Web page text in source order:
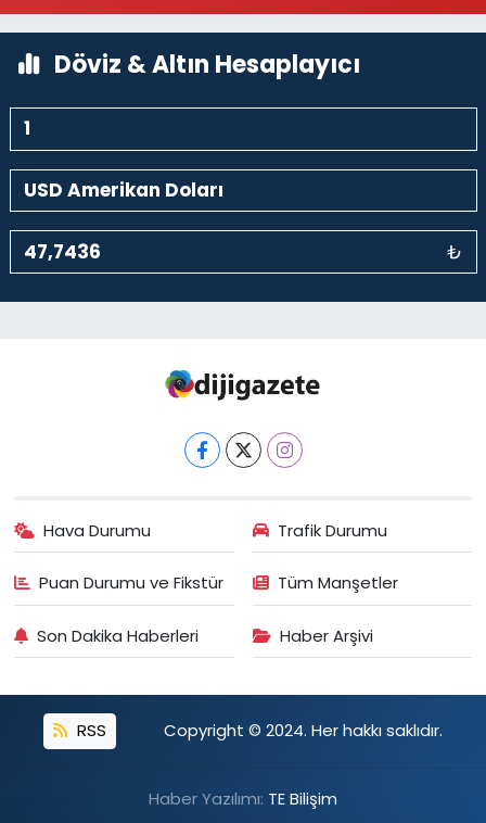
Döviz & Altın Hesaplayıcı
₺
Hava Durumu Trafik Durumu
Puan Durumu ve Fikstür Tüm Manşetler
Son Dakika Haberleri Haber Arşivi
RSS Copyright © 2024. Her hakkı saklıdır.
Haber Yazılımı: TE Bilişim